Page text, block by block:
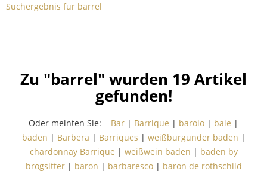
Suchergebnis für barrel
Zu "barrel" wurden 19 Artikel
gefunden!
Oder meinten Sie: Bar | Barrique | barolo | baie |
baden | Barbera | Barriques | weißburgunder baden |
chardonnay Barrique | weißwein baden | baden by
brogsitter| baron | barbaresco| baron de rothschild